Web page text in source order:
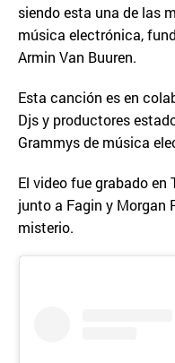
siendo esta una de las
música electrónica,
Armin Van Buuren.
Esta canción es en
Djs y productores
Grammys de música
El video fue grabado en
junto a Fagin y Morgan
misterio.